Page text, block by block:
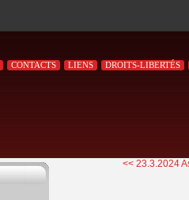
CONTACTS LIENS DROITS-LIBERTÉS
<< 23.3.2024